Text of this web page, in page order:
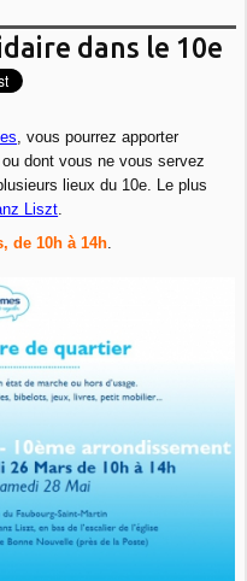
dans le 10e
, vous pourrez apporter
dont vous ne vous servez
lieux du 10e. Le plus
Liszt.
de 10h à 14h.